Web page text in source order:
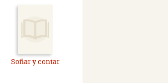
Soñar y contar